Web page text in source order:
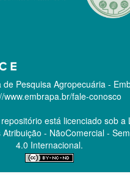
de Pesquisa Agropecuária -
www.embrapa.br/fale-conosco
está licenciado sob a
Atribuição - NãoComercial -
4.0 Internacional.